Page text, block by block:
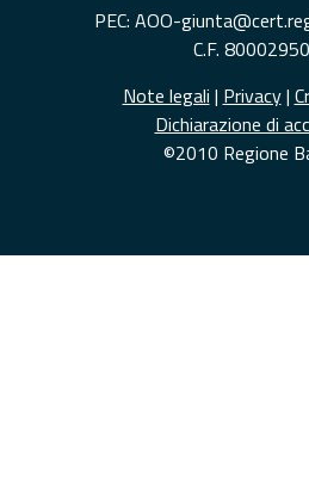
PEC: AOO-
C.F.
Note legali | Privacy|
Dichiarazione di
©2010 Regione